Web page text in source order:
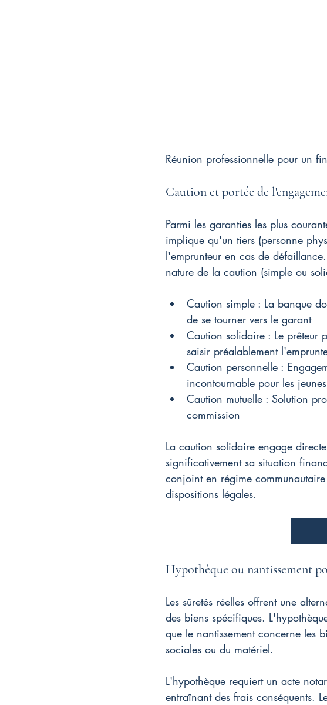
Réunion professionnelle pour un
Caution et portée de
Parmi les garanties les plus
implique qu'un tiers (personne
l'emprunteur en cas de
nature de la caution (simple ou
Caution simple : La banque
de se tourner vers le garant
Caution solidaire : Le prêteur
saisir préalablement
Caution personnelle :
incontournable pour les
Caution mutuelle : Solution
commission
La caution solidaire engage
significativement sa situation
conjoint en régime
dispositions légales.
Hypothèque ou nantissement
Les sûretés réelles offrent une
des biens spécifiques.
que le nantissement concerne les
sociales ou du matériel.
L'hypothèque requiert un acte
entraînant des frais conséquents.